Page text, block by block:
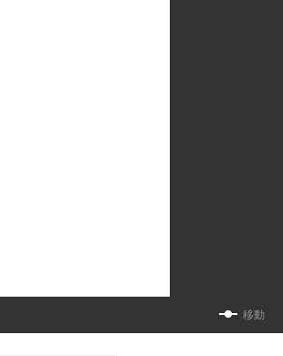
移動